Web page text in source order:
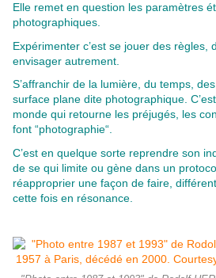
Elle remet en question les paramètres
photographiques.
Expérimenter c’est se jouer des règles,
envisager autrement.
S’affranchir de la lumière, du temps,
surface plane dite photographique.
monde qui retourne les préjugés, les
font “photographie“.
C’est en quelque sorte reprendre son
de se qui limite ou gène dans un
réapproprier une façon de faire,
cette fois en résonance.